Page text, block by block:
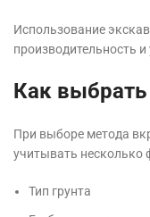
Использование
производительность
Как
При выборе метода
учитывать несколько
Тип грунта